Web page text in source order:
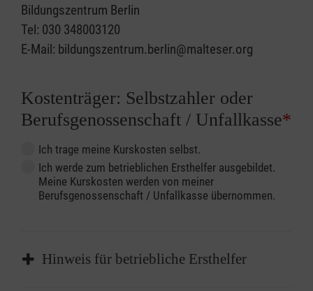
Bildungszentrum Berlin
Tel: 030 348003120
E-Mail: bildungszentrum.berlin@malteser.org
Kostenträger: Selbstzahler oder
Berufsgenossenschaft / Unfallkasse*
Ich trage meine Kurskosten selbst.
Ich werde zum betrieblichen Ersthelfer ausgebildet.
Meine Kurskosten werden von meiner
Berufsgenossenschaft / Unfallkasse übernommen.
Hinweis für betriebliche Ersthelfer